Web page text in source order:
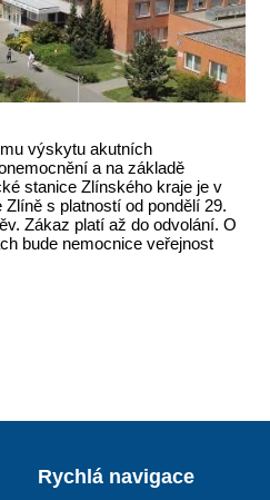
výskytu akutních
a na základě
stanice Zlínského kraje je v
s platností od pondělí 29.
Zákaz platí až do odvolání. O
bude nemocnice veřejnost
Rychlá navigace